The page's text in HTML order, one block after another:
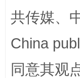
共传媒、
China
同意其观